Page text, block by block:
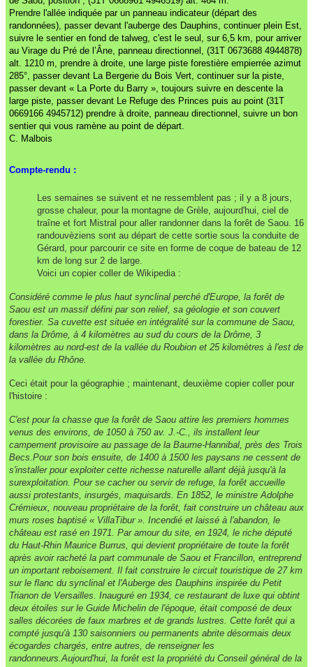
Prendre l'allée indiquée par un panneau indicateur (départ des
randonnées), passer devant l'auberge des Dauphins, continuer plein Est,
suivre le sentier en fond de talweg, c'est le seul, sur 6,5 km, pour arriver
au Virage du Pré de l’Âne, panneau directionnel, (31T 0673688 4944878)
alt. 1210 m, prendre à droite, une large piste forestière empierrée azimut
285°, passer devant La Bergerie du Bois Vert, continuer sur la piste,
passer devant « La Porte du Barry », toujours suivre en descente la
large piste, passer devant Le Refuge des Princes puis au point (31T
0669166 4945712) prendre à droite, panneau directionnel, suivre un bon
sentier qui vous ramène au point de départ.
C. Malbois
Compte-rendu :
Les semaines se suivent et ne ressemblent pas ; il y a 8 jours,
grosse chaleur, pour la montagne de Grèle, aujourd'hui, ciel de
traîne et fort Mistral pour aller randonner dans la forêt de Saou. 16
randouvèziens sont au départ de cette sortie sous la conduite de
Gérard, pour parcourir ce site en forme de coque de bateau de 12
km de long sur 2 de large.
Voici un copier coller de Wikipedia :
Considéré comme le plus haut synclinal perché d'Europe, la forêt de
Saou est un massif défini par son relief, sa géologie et son couvert
forestier. Sa cuvette est située en intégralité sur la commune de Saou,
dans la Drôme, à 4 kilomètres au sud du cours de la Drôme, 3
kilomètres au nord-est de la vallée du Roubion et 25 kilomètres à l'est de
la vallée du Rhône.
Ceci était pour la géographie ; maintenant, deuxième copier coller pour
l'histoire :
C'est pour la chasse que la forêt de Saou attire les premiers hommes
venus des environs, de 1050 à 750 av. J.-C., ils installent leur
campement provisoire au passage de la Baume-Hannibal, près des Trois
Becs.Pour son bois ensuite, de 1400 à 1500 les paysans ne cessent de
s'installer pour exploiter cette richesse naturelle allant déjà jusqu'à la
surexploitation. Pour se cacher ou servir de refuge, la forêt accueille
aussi protestants, insurgés, maquisards. En 1852, le ministre Adolphe
Crémieux, nouveau propriétaire de la forêt, fait construire un château aux
murs roses baptisé « VillaTibur ». Incendié et laissé à l'abandon, le
château est rasé en 1971. Par amour du site, en 1924, le riche député
du Haut-Rhin Maurice Burrus, qui devient propriétaire de toute la forêt
après avoir racheté la part communale de Saou et Francillon, entreprend
un important reboisement. Il fait construire le circuit touristique de 27 km
sur le flanc du synclinal et l'Auberge des Dauphins inspirée du Petit
Trianon de Versailles. Inauguré en 1934, ce restaurant de luxe qui obtint
deux étoiles sur le Guide Michelin de l'époque, était composé de deux
salles décorées de faux marbres et de grands lustres. Cette forêt qui a
compté jusqu'à 130 saisonniers ou permanents abrite désormais deux
écogardes chargés, entre autres, de renseigner les
randonneurs.Aujourd'hui, la forêt est la propriété du Conseil général de la